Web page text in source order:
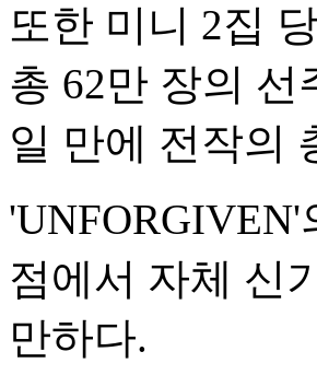
또한 미니 2집
총 62만 장의
일 만에 전작의
점에서 자체 신
만하다.